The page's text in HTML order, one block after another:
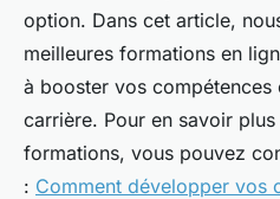
option. Dans cet article,
meilleures formations en
à booster vos
carrière. Pour en savoir
formations, vous pouvez
: Comment développer vos